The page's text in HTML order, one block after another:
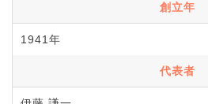
創立年
1941年
代表者